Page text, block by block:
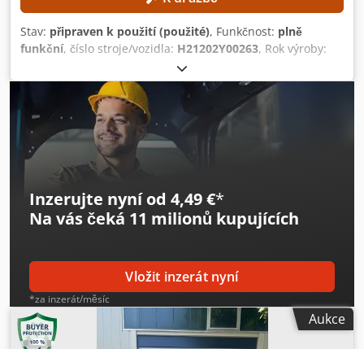
Stav: připraven k použití (použité), Funkčnost: plně
funkční, číslo stroje/vozidla: H21202Y00263, Rok výroby:
7 093 h
výška:4 680 mm, typ paliva:plyn, typ stožáru:triplex, Bez
minimální ceny – zaručený prodej za nejvyšší nabízenou
cenu! TECHNICKÉ ÚDAJE Nosnost: 3 500 kg Výška zdvihu: 4
680 mm Celková výška: 2 179 mm ÚDAJE O STROJI Typ
stožáru: Triplex ISO třída: ISO třída 3 (2 500–4 999 kg) Typ
paliva: Plyn Provozní hodiny: 7 093 hodin Dksdpfx
SL13385SLO
Inzerujte nyní od 4,49 €*
Na vás čeká 11 milionů kupujících
Vložit inzerát nyní
*za inzerát/měsíc
Aukce